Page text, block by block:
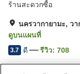
ร้านสะดวกซื้อ
นครวากายามะ, ว
ดูบนแผนที่
3.7 ดี รีวิว: 708